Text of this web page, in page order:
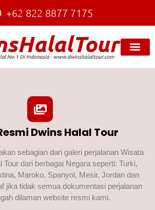
+62 822 8877 7175
Dwins Halal Tour
sebagian dari galeri perjalanan Wisata
Tour dari berbagai Negara seperti: Turki,
Maroko, Spanyol, Mesir, Jordan dan
jika tidak semua dokumentasi perjalanan
dilaman website resmi kami.